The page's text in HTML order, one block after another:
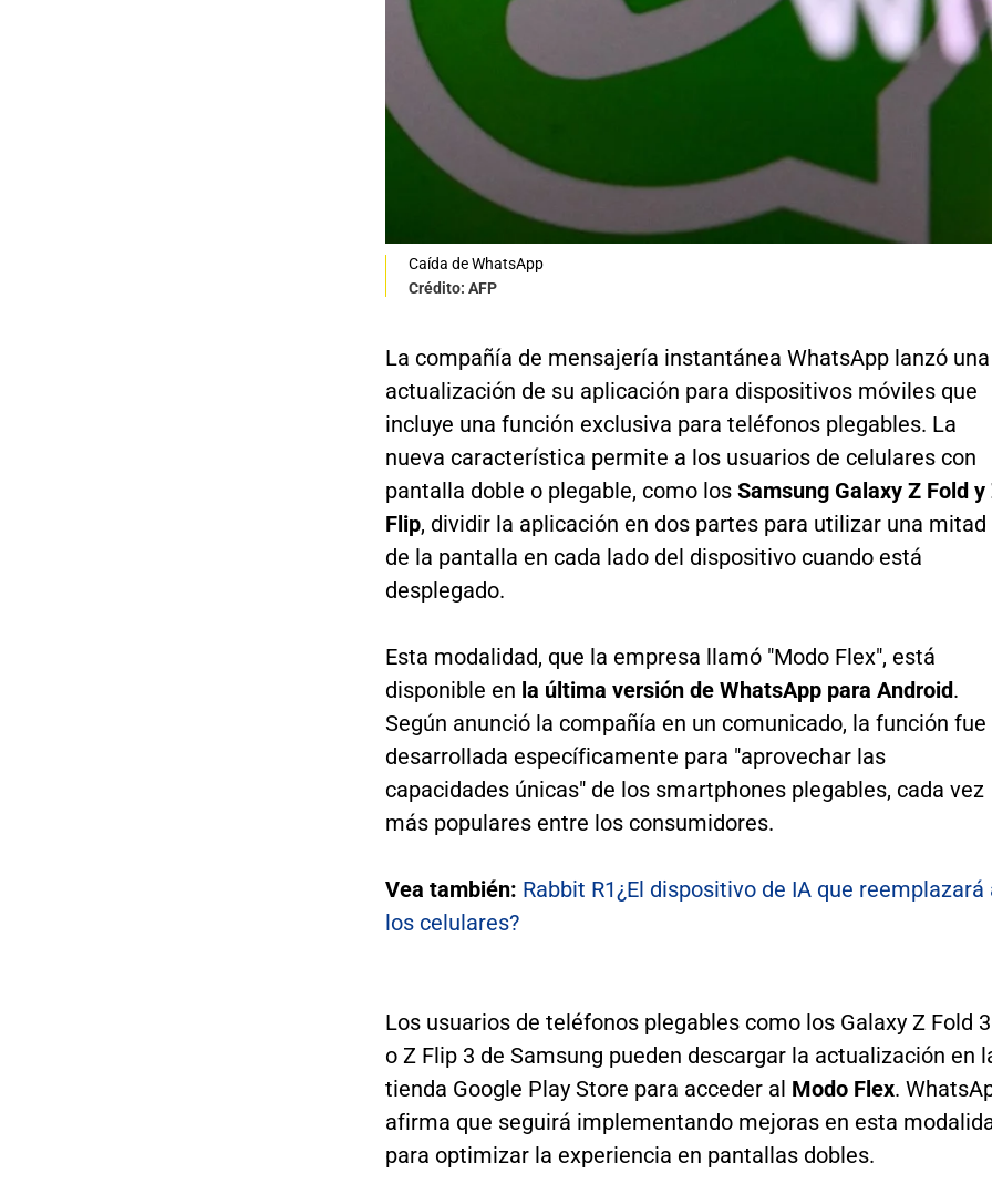
Caída de WhatsApp
Crédito: AFP
La compañía de mensajería instantánea WhatsApp lanzó una
actualización de su aplicación para dispositivos móviles que
incluye una función exclusiva para teléfonos plegables. La
nueva característica permite a los usuarios de celulares con
pantalla doble o plegable, como los Samsung Galaxy Z Fold y
Flip, dividir la aplicación en dos partes para utilizar una mitad
de la pantalla en cada lado del dispositivo cuando está
desplegado.
Esta modalidad, que la empresa llamó "Modo Flex", está
disponible en la última versión de WhatsApp para Android.
Según anunció la compañía en un comunicado, la función fue
desarrollada específicamente para "aprovechar las
capacidades únicas" de los smartphones plegables, cada vez
más populares entre los consumidores.
Vea también: Rabbit R1¿El dispositivo de IA que reemplazará
los celulares?
Los usuarios de teléfonos plegables como los Galaxy Z Fold 3
o Z Flip 3 de Samsung pueden descargar la actualización en
tienda Google Play Store para acceder al Modo Flex.
afirma que seguirá implementando mejoras en esta
para optimizar la experiencia en pantallas dobles.